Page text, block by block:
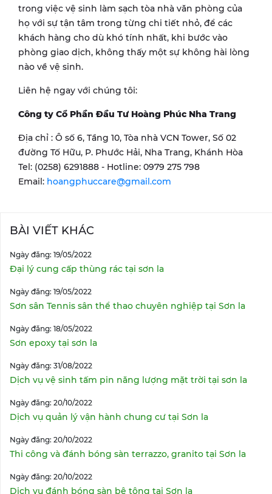
trong việc vệ sinh làm sạch tòa nhà văn phòng của
họ với sự tận tâm trong từng chi tiết nhỏ, để các
khách hàng cho dù khó tính nhất, khi bước vào
phòng giao dịch, không thấy một sự không hài lòng
nào về vệ sinh.
Liên hệ ngay với chúng tôi:
Công ty Cổ Phần Đầu Tư Hoàng Phúc Nha Trang
Địa chỉ : Ô số 6, Tầng 10, Tòa nhà VCN Tower, Số 02
đường Tố Hữu, P. Phước Hải, Nha Trang, Khánh Hòa
Tel: (0258) 6291888 - Hotline: 0979 275 798
Email: hoangphuccare@gmail.com
BÀI VIẾT KHÁC
Ngày đăng: 19/05/2022
Đại lý cung cấp thùng rác tại sơn la
Ngày đăng: 19/05/2022
Sơn sân Tennis sân thể thao chuyên nghiệp tại Sơn la
Ngày đăng: 18/05/2022
Sơn epoxy tại sơn la
Ngày đăng: 31/08/2022
Dịch vụ vệ sinh tấm pin năng lượng mặt trời tại sơn la
Ngày đăng: 20/10/2022
Dịch vụ quản lý vận hành chung cư tại Sơn la
Ngày đăng: 20/10/2022
Thi công và đánh bóng sàn terrazzo, granito tại Sơn la
Ngày đăng: 20/10/2022
Dịch vụ đánh bóng sàn bê tông tại Sơn la